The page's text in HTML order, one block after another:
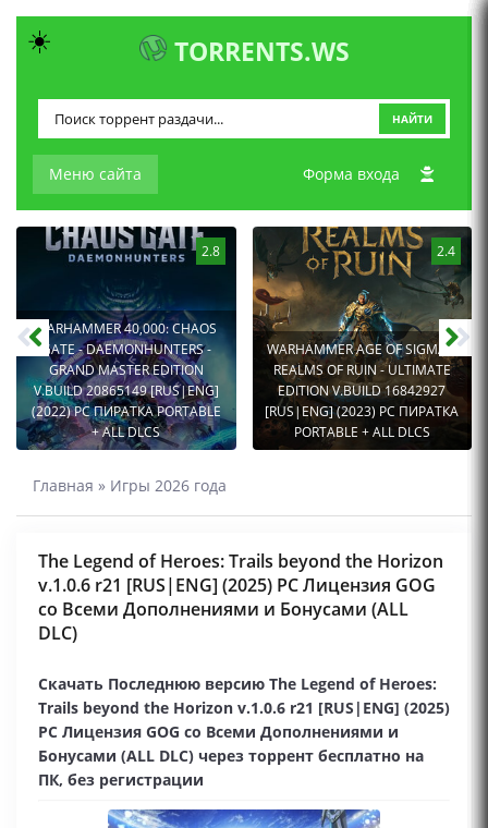
TORRENTS.WS
Меню сайта
НАЙТИ
Форма входа
2.8
WARHAMMER 40,000: CHAOS
GATE - DAEMONHUNTERS -
GRAND MASTER EDITION
V.BUILD 20865149 [RUS|ENG]
(2022) PC ПИРАТКА PORTABLE
+ ALL DLCS
2.4
WARHAMMER AGE OF SIGMAR:
REALMS OF RUIN - ULTIMATE
EDITION V.BUILD 16842927
[RUS|ENG] (2023) PC ПИРАТКА
PORTABLE + ALL DLCS
Главная » Игры 2026 года
The Legend of Heroes: Trails beyond the Horizon
v.1.0.6 r21 [RUS|ENG] (2025) PC Лицензия GOG
со Всеми Дополнениями и Бонусами (ALL
DLC)
Скачать Последнюю версию The Legend of Heroes:
Trails beyond the Horizon v.1.0.6 r21 [RUS|ENG] (2025)
PC Лицензия GOG со Всеми Дополнениями и
Бонусами (ALL DLC) через торрент бесплатно на
ПК, без регистрации
☀️